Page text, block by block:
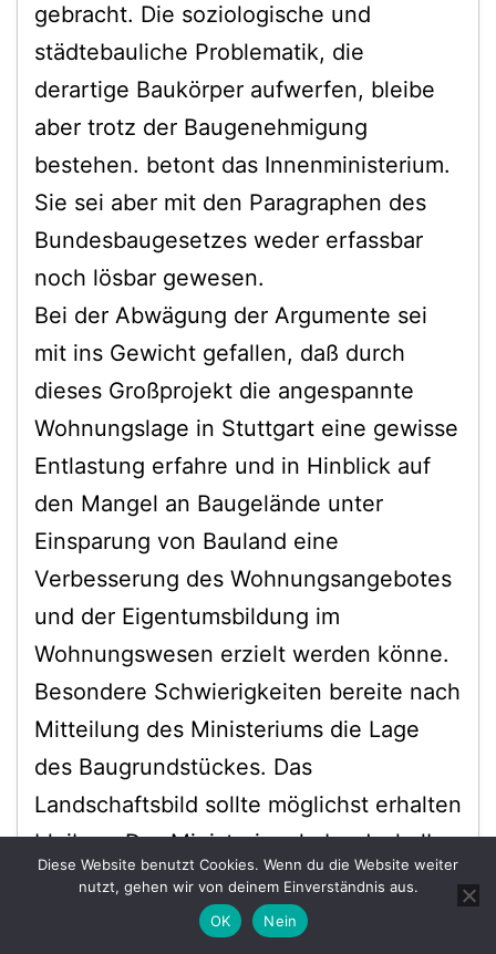
gebracht. Die soziologische und
städtebauliche Problematik, die
derartige Baukörper aufwerfen, bleibe
aber trotz der Baugenehmigung
bestehen. betont das Innenministerium.
Sie sei aber mit den Paragraphen des
Bundesbaugesetzes weder erfassbar
noch lösbar gewesen.
Bei der Abwägung der Argumente sei
mit ins Gewicht gefallen, daß durch
dieses Großprojekt die angespannte
Wohnungslage in Stuttgart eine gewisse
Entlastung erfahre und in Hinblick auf
den Mangel an Baugelände unter
Einsparung von Bauland eine
Verbesserung des Wohnungsangebotes
und der Eigentumsbildung im
Wohnungswesen erzielt werden könne.
Besondere Schwierigkeiten bereite nach
Mitteilung des Ministeriums die Lage
des Baugrundstückes. Das
Landschaftsbild sollte möglichst erhalten
bleiben. Das Ministerium habe deshalb
der Stadt Stuttgart empfohlen, die
Baukörper wenigstens so nach
Diese Website benutzt Cookies. Wenn du die Website weiter
nutzt, gehen wir von deinem Einverständnis aus.
OK
Nein